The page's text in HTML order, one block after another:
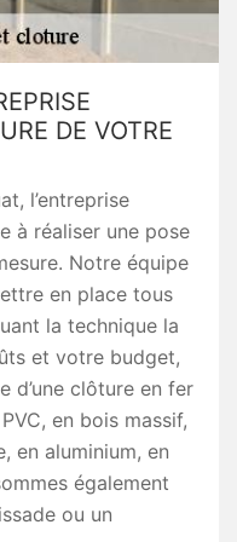
DE VOTRE
l’entreprise
à réaliser une pose
Notre équipe
en place tous
la technique la
et votre budget,
d’une clôture en fer
en bois massif,
en aluminium, en
également
ou un